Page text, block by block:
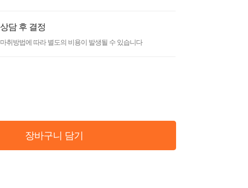
상담 후 결정
마취방법에 따라 별도의 비용이 발생될 수 있습니다
장바구니 담기